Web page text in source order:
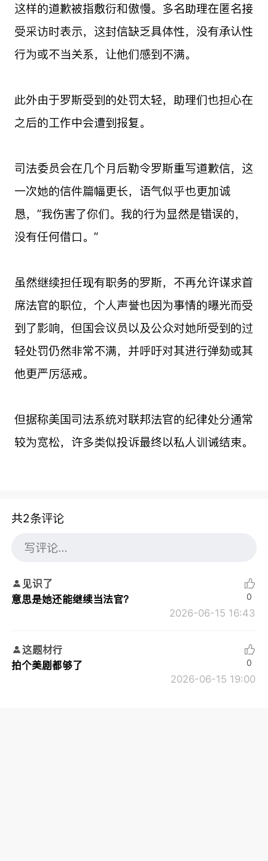
这样的道歉被指敷衍和傲慢。多名助理在匿名接
受采访时表示，这封信缺乏具体性，没有承认性
行为或不当关系，让他们感到不满。
此外由于罗斯受到的处罚太轻，助理们也担心在
之后的工作中会遭到报复。
司法委员会在几个月后勒令罗斯重写道歉信，这
一次她的信件篇幅更长，语气似乎也更加诚
恳，”我伤害了你们。我的行为显然是错误的，
没有任何借口。”
虽然继续担任现有职务的罗斯，不再允许谋求首
席法官的职位，个人声誉也因为事情的曝光而受
到了影响，但国会议员以及公众对她所受到的过
轻处罚仍然非常不满，并呼吁对其进行弹劾或其
他更严厉惩戒。
但据称美国司法系统对联邦法官的纪律处分通常
较为宽松，许多类似投诉最终以私人训诫结束。
共2条评论
见识了
意思是她还能继续当法官？
2026-06-15 16:43
0
这题材行
拍个美剧都够了
2026-06-15 19:00
0